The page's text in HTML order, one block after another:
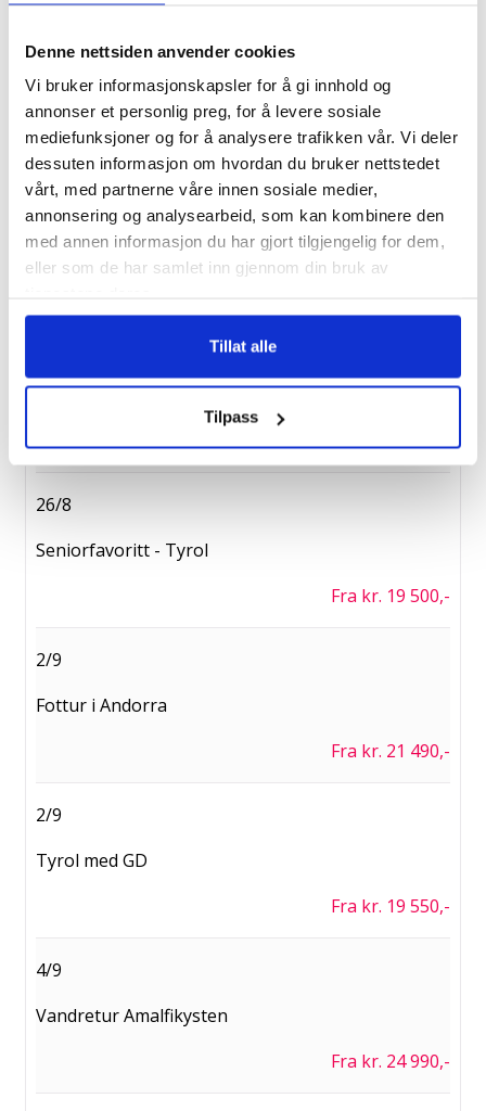
Denne nettsiden anvender cookies
Vi bruker informasjonskapsler for å gi innhold og
annonser et personlig preg, for å levere sosiale
mediefunksjoner og for å analysere trafikken vår. Vi deler
dessuten informasjon om hvordan du bruker nettstedet
vårt, med partnerne våre innen sosiale medier,
annonsering og analysearbeid, som kan kombinere den
med annen informasjon du har gjort tilgjengelig for dem,
eller som de har samlet inn gjennom din bruk av
Tillat alle
Tilpass
Vandretur Valdres
Fra kr. 10 990,-
18/8
Fottur i Andorra
Vandringer og moskus på Dovrefjell
Fra kr. 9 995,-
26/8
Seniorfavoritt - Tyrol
Fra kr. 19 500,-
2/9
Fottur i Andorra
Fra kr. 21 490,-
2/9
Tyrol med GD
Fra kr. 19 550,-
4/9
Vandretur Amalfikysten
Fra kr. 24 990,-